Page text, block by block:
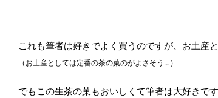
これも筆者は好きでよく買うのですが、お土産
（お土産としては定番の茶の菓のがよさそう…）
でもこの生茶の菓もおいしくて筆者は大好きです